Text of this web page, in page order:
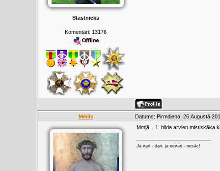
Stāstnieks
Komentāri: 13176
Meilis Datums: Pirmdiena,
Mmjā... 1. bilde arvien mistiskāka
Ja vari - dari, ja nevari - nesāc!